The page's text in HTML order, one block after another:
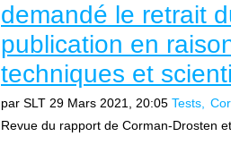
demandé le retrait
publication en
techniques et
par SLT 29 Mars 2021, 20:05 Tests
Revue du rapport de Corman-Drosten